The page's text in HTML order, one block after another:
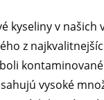
kyseliny v našich
z
vysoké